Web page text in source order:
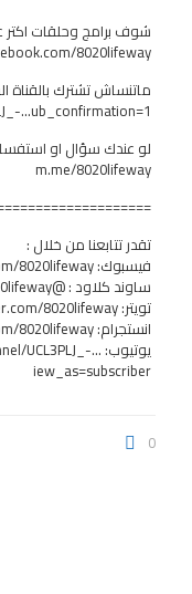
شوف برامج وحلقات
8020lifeway
ماتنساش تشترك بالقناة
…ub_confirmation=1
لو عندك سؤال او استفسار
m.me/8020lifeway
تقدر تتابعنا من خلال :
فيسبوك:8020lifeway
ساوند كلاود : @8020lifeway
تويتر: twitter.com/8020lifeway
انستجرام:8020lifeway
يوتيوب: UCL3PLJ_-…
iew_as=subscriber
0